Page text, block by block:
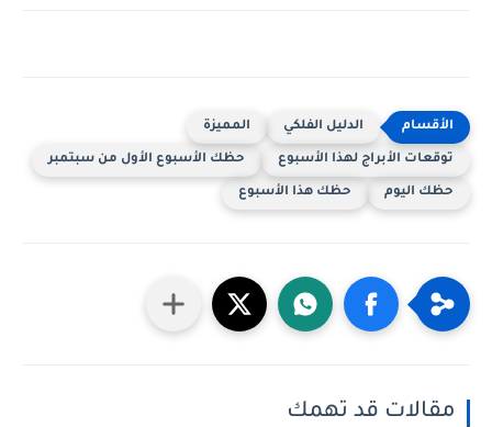
الدليل الفلكي المميزة
توقعات الأبراج لهذا الأسبوع حظك الأسبوع الأول من سبتمبر
حظك اليوم حظك هذا الأسبوع
مقالات قد تهمك